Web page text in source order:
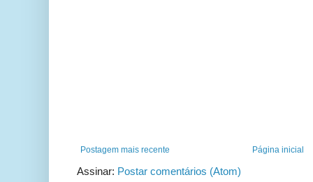
Postagem mais recente Página inicial
Assinar: Postar comentários (Atom)